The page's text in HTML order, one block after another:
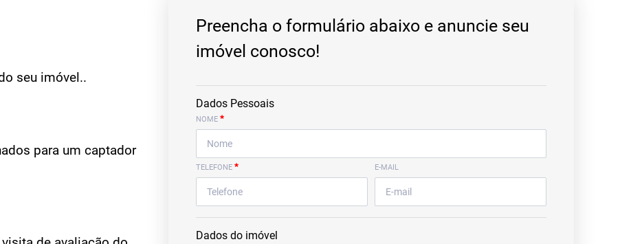
seu imóvel..
para um captador
Preencha o formulário abaixo e anuncie seu
imóvel conosco!
Dados Pessoais
NOME *
TELEFONE * E-MAIL
Dados do imóvel